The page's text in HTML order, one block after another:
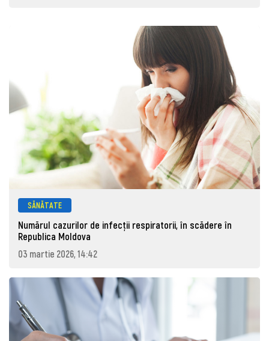
SĂNĂTATE
Numărul cazurilor de infecții respiratorii, în scădere în
Republica Moldova
03 martie 2026, 14:42